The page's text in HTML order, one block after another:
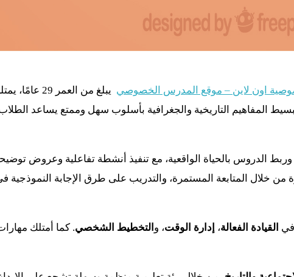
اون لاين – موقع المدرس الخصوصي
يبلغ من
المفاهيم التاريخية والجغرافية بأسلوب سهل وممتع يساعد
الدروس بالحياة الواقعية، مع تنفيذ أنشطة تفاعلية وعروض
خلال المتابعة المستمرة، والتدريب على طرق الإجابة النموذجية في
في القيادة الفعالة، إدارة الوقت، و التخطيط الشخصي. كما أمتلك